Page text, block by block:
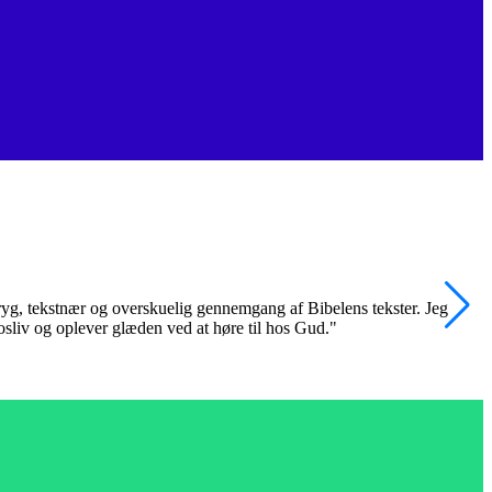
tekstnær og overskuelig gennemgang af Bibelens tekster. Jeg
og oplever glæden ved at høre til hos Gud."